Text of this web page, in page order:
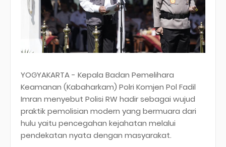
YOGYAKARTA - Kepala Badan Pemelihara
Keamanan (Kabaharkam) Polri Komjen Pol Fadil
Imran menyebut Polisi RW hadir sebagai wujud
praktik pemolisian modern yang bermuara dari
hulu yaitu pencegahan kejahatan melalui
pendekatan nyata dengan masyarakat.